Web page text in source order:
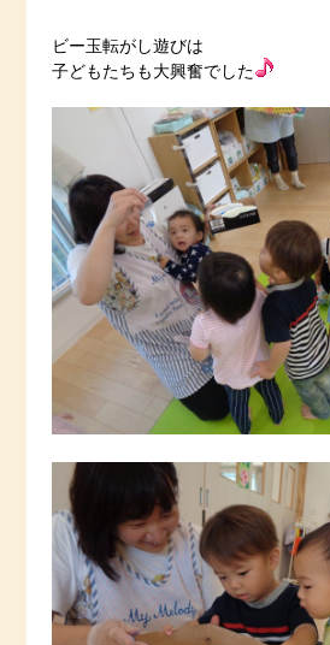
ビー玉転がし遊びは
子どもたちも大興奮でした